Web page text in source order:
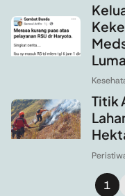
Titik
1